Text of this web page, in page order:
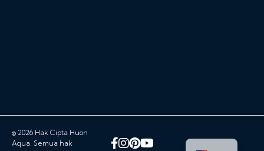
© 2026 Hak Cipta Huon
Aqua. Semua hak
Facebook
Instagram
Pinterest
YouTube